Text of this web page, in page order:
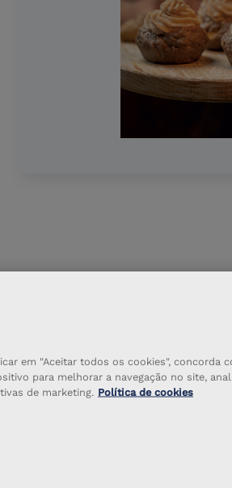
em "Aceitar todos os cookies", concorda
para melhorar a navegação no site,
de marketing. Política de cookies